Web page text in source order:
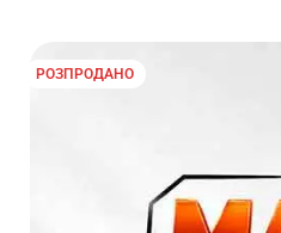
РОЗПРОДАНО